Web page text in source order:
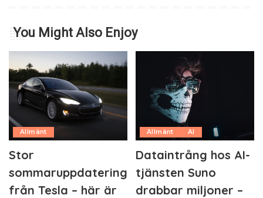
You Might Also Enjoy
Allmänt
Stor
sommaruppdatering
från Tesla – här är
Allmänt AI
Dataintrång hos AI-
tjänsten Suno
drabbar miljoner –